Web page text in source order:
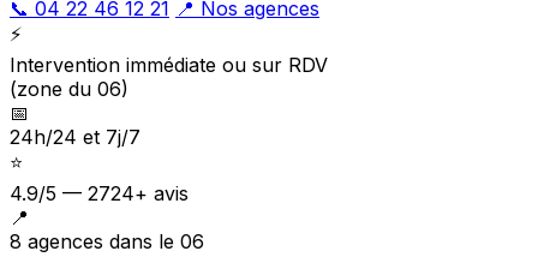
📞 04 22 46 12 21 📍 Nos agences
⚡
Intervention immédiate ou sur RDV
(zone du 06)
📅
24h/24 et 7j/7
⭐
4.9/5 — 2724+ avis
📍
8 agences dans le 06